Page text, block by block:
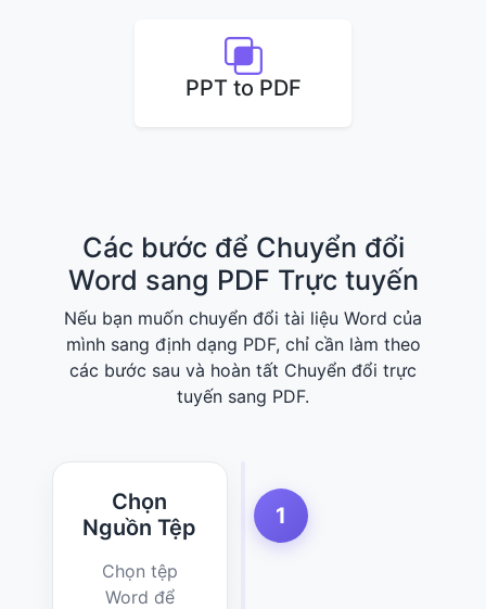
PPT to PDF
Các bước để Chuyển đổi
Word sang PDF Trực tuyến
Nếu bạn muốn chuyển đổi tài liệu Word của
mình sang định dạng PDF, chỉ cần làm theo
các bước sau và hoàn tất Chuyển đổi trực
tuyến sang PDF.
1
Chọn
Nguồn Tệp
Chọn tệp
Word để